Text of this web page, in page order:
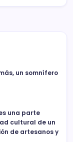
un somnífero
una parte
cultural de un
de artesanos y